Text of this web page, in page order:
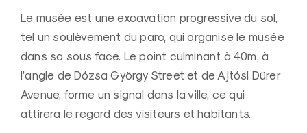
Le musée est une excavation progressive du sol,
tel un soulèvement du parc, qui organise le musée
dans sa sous face. Le point culminant à 40m, à
l’angle de Dózsa György Street et de Ajtósi Dürer
Avenue, forme un signal dans la ville, ce qui
attirera le regard des visiteurs et habitants.